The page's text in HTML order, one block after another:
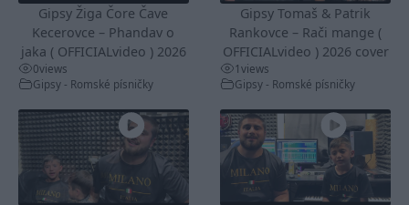
Gipsy Žiga Čore Čave
Kecerovce – Phandav o
jaka ( OFFICIALvideo ) 2026
0views
Gipsy - Romské písničky
Gipsy Tomaš & Patrik
Rankovce – Rači mange (
OFFICIALvideo ) 2026 cover
1views
Gipsy - Romské písničky